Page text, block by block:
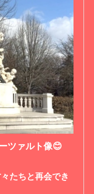
ツァルト像😊
たちと再会でき